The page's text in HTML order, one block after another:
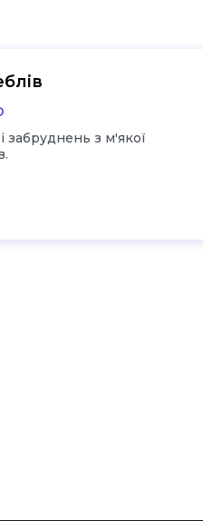
забруднень з м'якої